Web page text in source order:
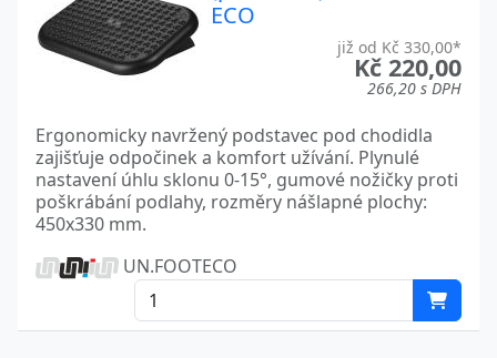
ECO
již od Kč 330,00*
Kč 220,00
266,20 s DPH
Ergonomicky navržený podstavec pod chodidla
zajišťuje odpočinek a komfort užívání. Plynulé
nastavení úhlu sklonu 0-15°, gumové nožičky proti
poškrábání podlahy, rozměry nášlapné plochy:
450x330 mm.
UN.FOOTECO